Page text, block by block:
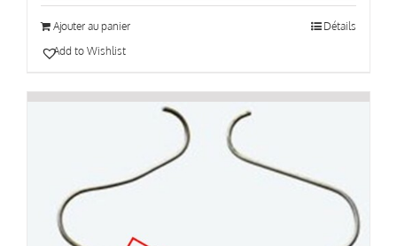
Ajouter au panier
Détails
Add to Wishlist